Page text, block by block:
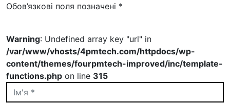
Обов’язкові поля позначені *
Warning: Undefined array key "url" in
/var/www/vhosts/4pmtech.com/httpdocs/wp-
content/themes/fourpmtech-improved/inc/template-
functions.php on line 315